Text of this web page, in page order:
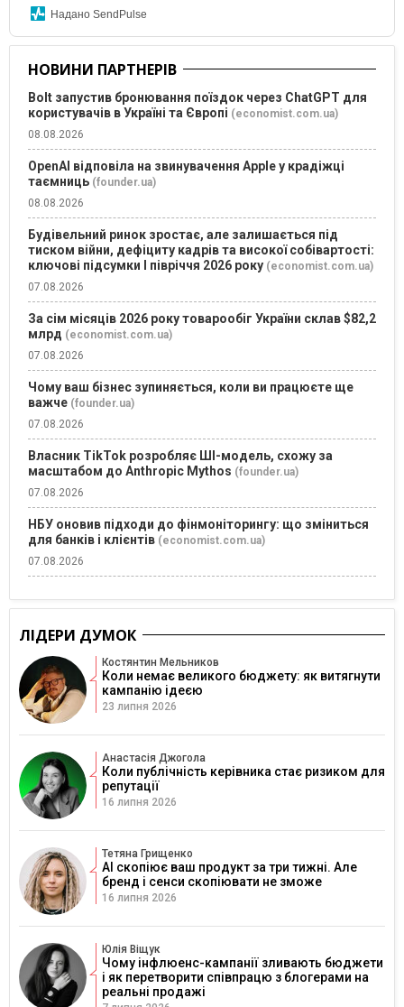
Надано SendPulse
НОВИНИ ПАРТНЕРІВ
Bolt запустив бронювання поїздок через ChatGPT для
користувачів в Україні та Європі (economist.com.ua)
08.08.2026
OpenAI відповіла на звинувачення Apple у крадіжці
таємниць (founder.ua)
08.08.2026
Будівельний ринок зростає, але залишається під
тиском війни, дефіциту кадрів та високої собівартості:
ключові підсумки І півріччя 2026 року (economist.com.ua)
07.08.2026
За сім місяців 2026 року товарообіг України склав $82,2
млрд (economist.com.ua)
07.08.2026
Чому ваш бізнес зупиняється, коли ви працюєте ще
важче (founder.ua)
07.08.2026
Власник TikTok розробляє ШІ-модель, схожу за
масштабом до Anthropic Mythos (founder.ua)
07.08.2026
НБУ оновив підходи до фінмоніторингу: що зміниться
для банків і клієнтів (economist.com.ua)
07.08.2026
ЛІДЕРИ ДУМОК
Костянтин Мельников
Коли немає великого бюджету: як витягнути
кампанію ідеєю
23 липня 2026
Анастасія Джогола
Коли публічність керівника стає ризиком для
репутації
16 липня 2026
Тетяна Грищенко
AI скопіює ваш продукт за три тижні. Але
бренд і сенси скопіювати не зможе
16 липня 2026
Юлія Віщук
Чому інфлюенс-кампанії зливають бюджети
і як перетворити співпрацю з блогерами на
реальні продажі